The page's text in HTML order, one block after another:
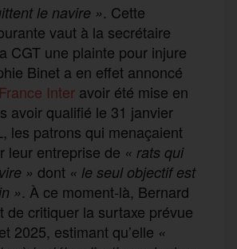
le navire ». Cette
vaut à la secrétaire
CGT une plainte pour injure
Binet a en effet annoncé
Inter avoir été mise en
avoir qualifié le 31 janvier
les patrons qui menaçaient
leur entreprise de « rats qui
» dont « le seul objectif est
». À ce moment-là, Bernard
de critiquer la surtaxe prévue
2025, estimant qu’elle «